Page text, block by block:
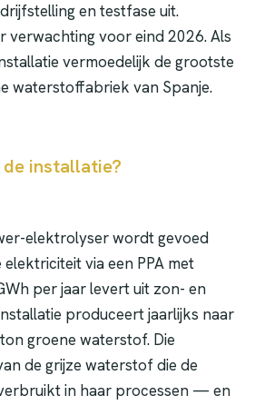
en testfase uit.
verwachting voor eind 2026. Als
vermoedelijk de grootste
waterstoffabriek van Spanje.
installatie?
elektrolyser wordt gevoed
via een PPA met
per jaar levert uit zon- en
produceert jaarlijks naar
groene waterstof. Die
de grijze waterstof die de
in haar processen — en